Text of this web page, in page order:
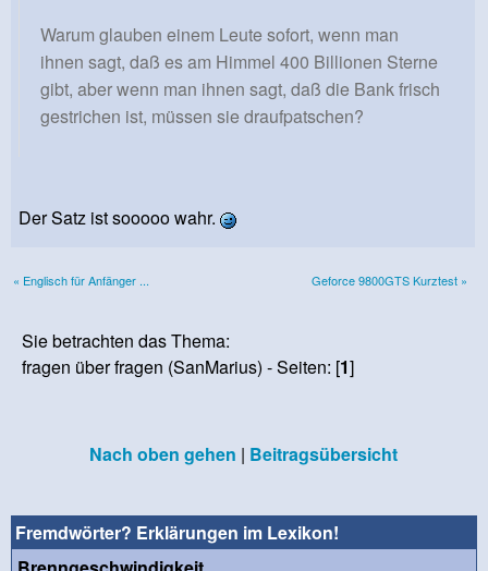
Warum glauben einem Leute sofort, wenn man
ihnen sagt, daß es am Himmel 400 Billionen Sterne
gibt, aber wenn man ihnen sagt, daß die Bank frisch
gestrichen ist, müssen sie draufpatschen?
Der Satz ist sooooo wahr.
« Englisch für Anfänger ... Geforce 9800GTS Kurztest »
Sie betrachten das Thema:
fragen über fragen (SanMarius) - Seiten: [1]
Nach oben gehen | Beitragsübersicht
Fremdwörter? Erklärungen im Lexikon!